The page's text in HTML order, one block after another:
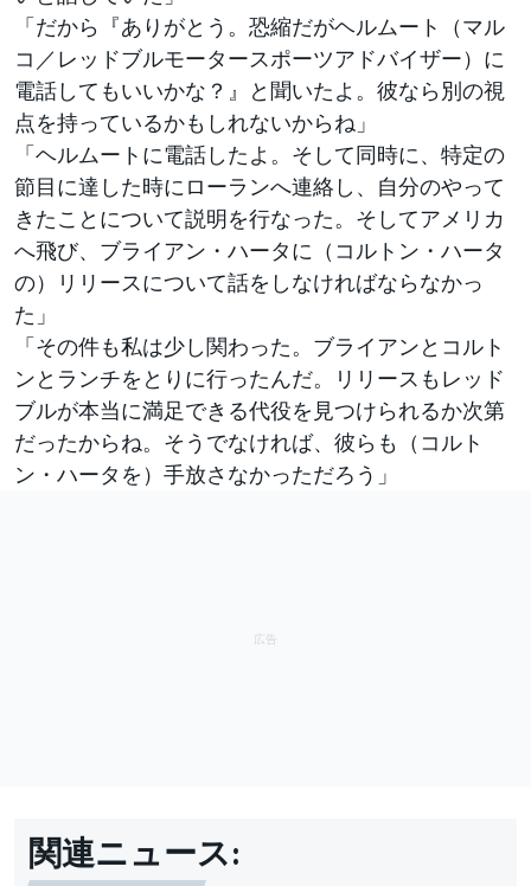
「だから『ありがとう。恐縮だがヘルムート（マル
コ／レッドブルモータースポーツアドバイザー）に
電話してもいいかな？』と聞いたよ。彼なら別の視
点を持っているかもしれないからね」
「ヘルムートに電話したよ。そして同時に、特定の
節目に達した時にローランへ連絡し、自分のやって
きたことについて説明を行なった。そしてアメリカ
へ飛び、ブライアン・ハータに（コルトン・ハータ
の）リリースについて話をしなければならなかっ
た」
「その件も私は少し関わった。ブライアンとコルト
ンとランチをとりに行ったんだ。リリースもレッド
ブルが本当に満足できる代役を見つけられるか次第
だったからね。そうでなければ、彼らも（コルト
ン・ハータを）手放さなかっただろう」
関連ニュース: